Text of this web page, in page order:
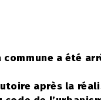
commune a été
après la